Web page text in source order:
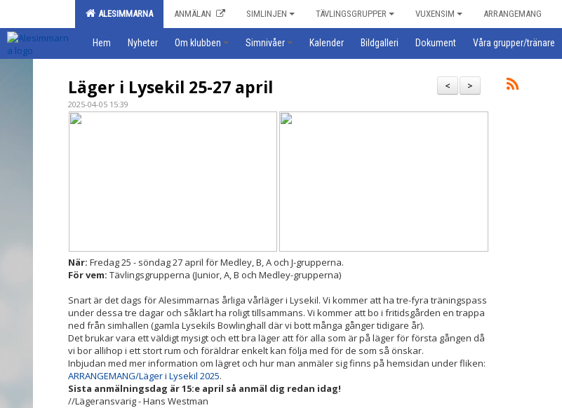
ALESIMMARNA ANMÄLAN SIMLINJEN TÄVLINGSGRUPPER VUXENSIM ARRANGEMANG
Hem Nyheter Om klubben Simnivåer Kalender Bildgalleri Dokument Våra grupper/tränare
>
<
Läger i Lysekil 25-27 april
2025-04-05 15:39
När: Fredag 25 - söndag 27 april för Medley, B, A och J-grupperna.
För vem: Tävlingsgrupperna (Junior, A, B och Medley-grupperna)
Snart är det dags för Alesimmarnas årliga vårläger i Lysekil. Vi kommer att ha tre-fyra träningspass
under dessa tre dagar och såklart ha roligt tillsammans. Vi kommer att bo i fritidsgården en trappa
ned från simhallen (gamla Lysekils Bowlinghall där vi bott många gånger tidigare år).
Det brukar vara ett väldigt mysigt och ett bra läger att för alla som är på läger för första gången då
vi bor allihop i ett stort rum och föräldrar enkelt kan följa med för de som så önskar.
Inbjudan med mer information om lägret och hur man anmäler sig finns på hemsidan under fliken:
ARRANGEMANG/Läger i Lysekil 2025.
Sista anmälningsdag är 15:e april så anmäl dig redan idag!
//Lägeransvarig - Hans Westman